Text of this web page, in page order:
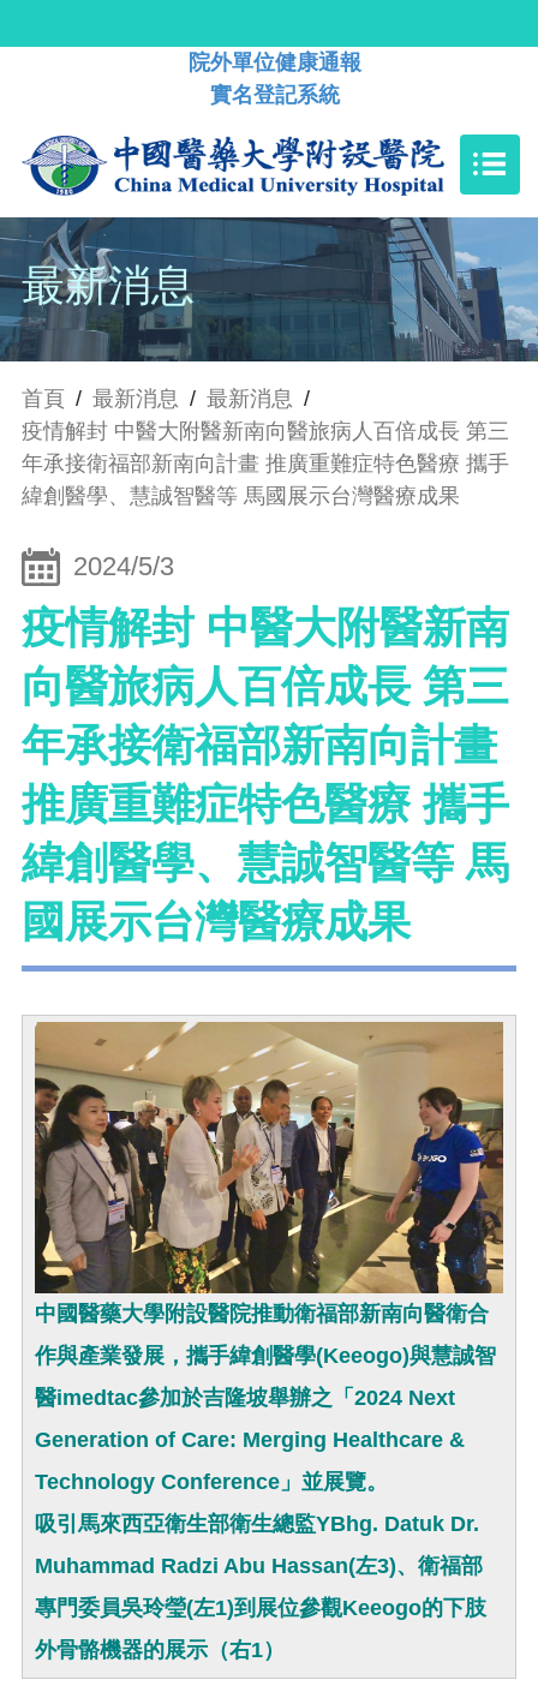
院外單位健康通報
實名登記系統
最新消息
首頁 / 最新消息 / 最新消息 /
疫情解封 中醫大附醫新南向醫旅病人百倍成長 第三
年承接衛福部新南向計畫 推廣重難症特色醫療 攜手
緯創醫學、慧誠智醫等 馬國展示台灣醫療成果
2024/5/3
疫情解封 中醫大附醫新南
向醫旅病人百倍成長 第三
年承接衛福部新南向計畫
推廣重難症特色醫療 攜手
緯創醫學、慧誠智醫等 馬
國展示台灣醫療成果
中國醫藥大學附設醫院推動衛福部新南向醫衛合
作與產業發展，攜手緯創醫學(Keeogo)與慧誠智
醫imedtac參加於吉隆坡舉辦之「2024 Next
Generation of Care: Merging Healthcare &
Technology Conference」並展覽。
吸引馬來西亞衛生部衛生總監YBhg. Datuk Dr.
Muhammad Radzi Abu Hassan(左3)、衛福部
專門委員吳玲瑩(左1)到展位參觀Keeogo的下肢
外骨骼機器的展示（右1）